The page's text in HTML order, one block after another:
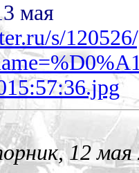
мая
s/
12 мая